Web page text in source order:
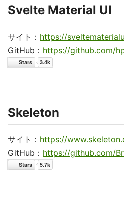
Svelte Material UI
サイト： https://
GitHub： https://github.com/
Skeleton
サイト： https://
GitHub： https://github.com/